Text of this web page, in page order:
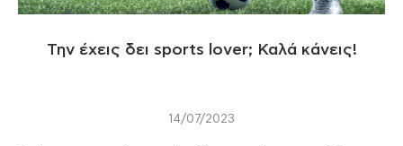
Την έχεις δει sports lover; Καλά κάνεις!
14/07/2023